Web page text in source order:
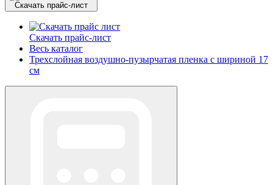
Скачать прайс-лист
Скачать прайс-лист
Весь каталог
Трехслойная воздушно-пузырчатая пленка с шириной 17
см